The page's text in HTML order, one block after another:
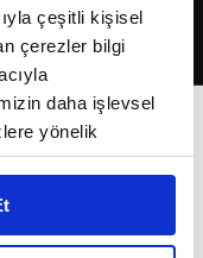
çeşitli kişisel
çerezler bilgi
daha işlevsel
yönelik
amaçlarıyla
vasıtasıyla
bilgi için